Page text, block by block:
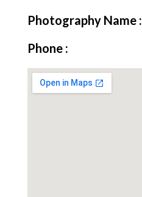
Photography Name :
Phone :